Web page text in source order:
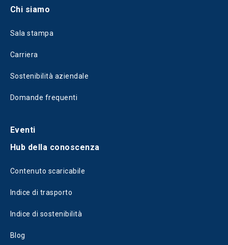
Chi siamo
Sala stampa
Carriera
Sostenibilità aziendale
Domande frequenti
Eventi
Hub della conoscenza
Contenuto scaricabile
Indice di trasporto
Indice di sostenibilità
Blog